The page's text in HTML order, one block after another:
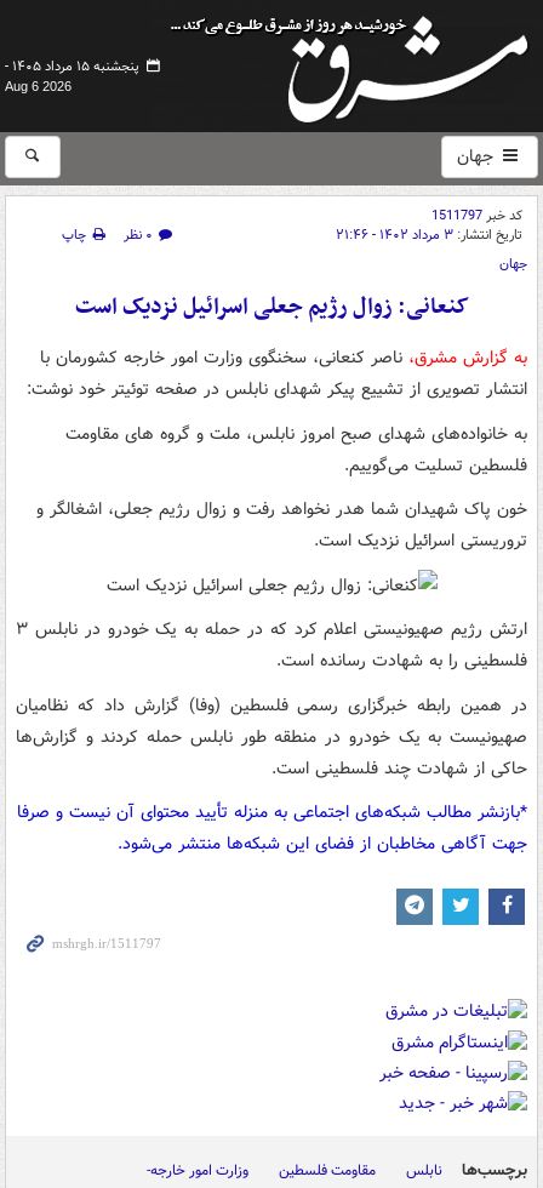
پنجشنبه ۱۵ مرداد ۱۴۰۵ -
Aug 6 2026
جهان
کد خبر1511797
تاریخ انتشار: ۳ مرداد ۱۴۰۲ - ۲۱:۴۶ ۰ نظر
چاپ
جهان
کنعانی: زوال رژیم جعلی اسرائیل نزدیک است
به گزارش مشرق، ناصر کنعانی، سخنگوی وزارت امور خارجه کشورمان با
انتشار تصویری از تشییع پیکر شهدای نابلس در صفحه توئیتر خود نوشت:
به خانواده‌های شهدای صبح امروز نابلس، ملت و گروه های مقاومت
فلسطین تسلیت می‌گوییم.
خون پاک شهیدان شما هدر نخواهد رفت و زوال رژیم جعلی، اشغالگر و
تروریستی اسرائیل نزدیک است.
ارتش رژیم صهیونیستی اعلام کرد که در حمله به یک خودرو در نابلس ۳
فلسطینی را به شهادت رسانده است.
در همین رابطه خبرگزاری رسمی فلسطین (وفا) گزارش داد که نظامیان
صهیونیست به یک خودرو در منطقه طور نابلس حمله کردند و گزارش‌ها
حاکی از شهادت چند فلسطینی است.
*بازنشر مطالب شبکه‌های اجتماعی به منزله تأیید محتوای آن نیست و صرفا
جهت آگاهی مخاطبان از فضای این شبکه‌ها منتشر می‌شود.
برچسب‌ها نابلس مقاومت فلسطین وزارت امور خارجه-